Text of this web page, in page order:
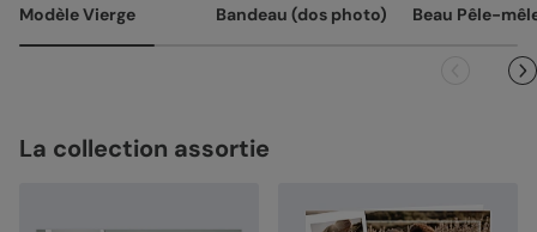
vous avez validée (texte, photo, mise en page), le produit
Modèle Vierge Bandeau (dos photo) Beau Pêle-
La collection assortie